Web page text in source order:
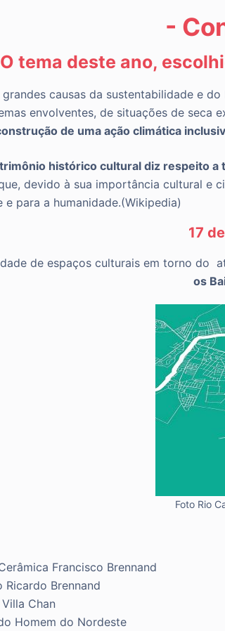
-
O tema deste ano,
causas da sustentabilidade e
envolventes, de situações de seca
de uma ação climática
histórico cultural diz respeito
devido à sua importância cultural e
e para a humanidade.(Wikipedia)
17
de espaços culturais em torno do
os
Foto Rio
Francisco Brennand
Brennand
Chan
Homem do Nordeste